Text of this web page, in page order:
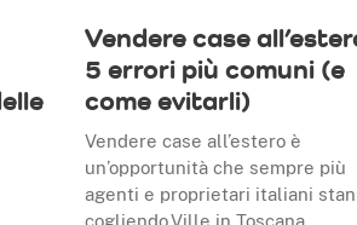
Vendere case
5 errori più comuni (e
come evitarli)
Vendere case all’estero è
un’opportunità che sempre più
agenti e proprietari italiani
cogliendo.Ville in Toscana, …